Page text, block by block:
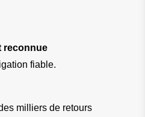
reconnue
fiable.